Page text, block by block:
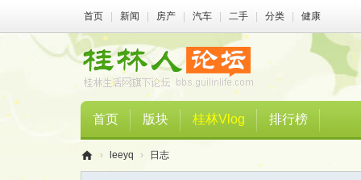
首页 新闻 房产 汽车 二手 分类 健康
首页 版块 桂林Vlog 排行榜
› leeyq › 日志